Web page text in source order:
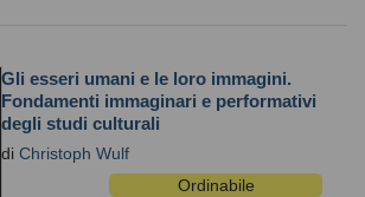
Gli esseri umani e le loro immagini.
Fondamenti immaginari e performativi
degli studi culturali
di Christoph Wulf
Ordinabile